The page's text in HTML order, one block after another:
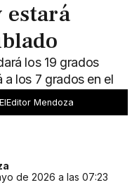
estará
los 19 grados
a los 7 grados en el
Mendoza
de 2026 a las 07:23